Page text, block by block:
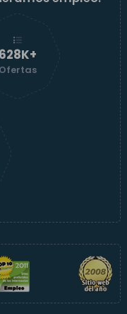
629K+
Ofertas